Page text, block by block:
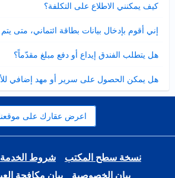
كيف يمكنني الاطلاع على التكلفة؟
مصغر
إني أقوم بإدخال بيانات بطاقة ائتماني، متى يتم
مصغر
هل يتطلب الفندق إيداع أو دفع مبلغ مقدّماً؟
مصغر
هل يمكن الحصول على سرير أو مهد إضافي
مصغر
اعرض عقارك على
نسخة سطح المكتب شروط الخدمة
بيان الخصوصية
بيان مكافحة